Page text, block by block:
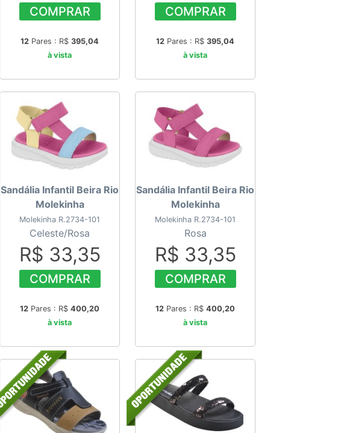
COMPRAR
12 Pares : R$ 395,04
à vista
COMPRAR
12 Pares : R$ 395,04
à vista
Sandália Infantil Beira Rio
Molekinha
Molekinha R.2734-101
Celeste/Rosa
R$ 33,35
COMPRAR
12 Pares : R$ 400,20
à vista
Sandália Infantil Beira Rio
Molekinha
Molekinha R.2734-101
Rosa
R$ 33,35
COMPRAR
12 Pares : R$ 400,20
à vista